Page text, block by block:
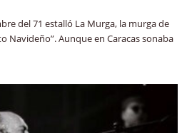
del 71 estalló La Murga, la murga de
Navideño”. Aunque en Caracas sonaba